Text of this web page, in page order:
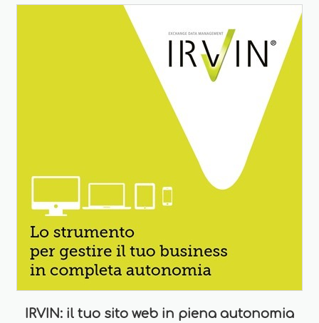
IRVIN: il tuo sito web in piena autonomia